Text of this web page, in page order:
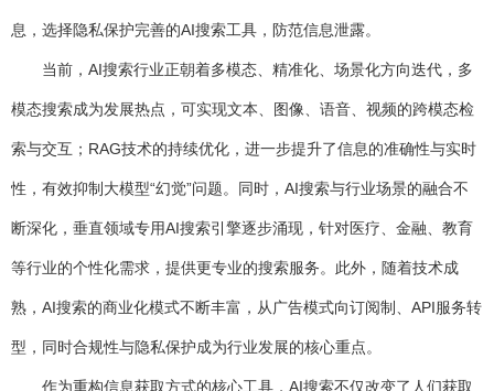
息，选择隐私保护完善的AI搜索工具，防范信息泄露。
当前，AI搜索行业正朝着多模态、精准化、场景化方向迭代，多
模态搜索成为发展热点，可实现文本、图像、语音、视频的跨模态检
索与交互；RAG技术的持续优化，进一步提升了信息的准确性与实时
性，有效抑制大模型“幻觉”问题。同时，AI搜索与行业场景的融合不
断深化，垂直领域专用AI搜索引擎逐步涌现，针对医疗、金融、教育
等行业的个性化需求，提供更专业的搜索服务。此外，随着技术成
熟，AI搜索的商业化模式不断丰富，从广告模式向订阅制、API服务转
型，同时合规性与隐私保护成为行业发展的核心重点。
作为重构信息获取方式的核心工具，AI搜索不仅改变了人们获取